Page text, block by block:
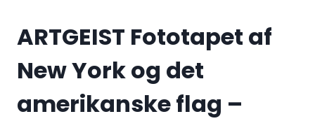
ARTGEIST Fototapet af
New York og det
amerikanske flag –